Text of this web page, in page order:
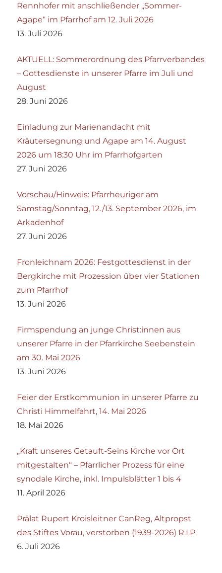
Rennhofer mit anschließender „Sommer-
Agape“ im Pfarrhof am 12. Juli 2026
13. Juli 2026
AKTUELL: Sommerordnung des Pfarrverbandes
– Gottesdienste in unserer Pfarre im Juli und
August
28. Juni 2026
Einladung zur Marienandacht mit
Kräutersegnung und Agape am 14. August
2026 um 18:30 Uhr im Pfarrhofgarten
27. Juni 2026
Vorschau/Hinweis: Pfarrheuriger am
Samstag/Sonntag, 12./13. September 2026, im
Arkadenhof
27. Juni 2026
Fronleichnam 2026: Festgottesdienst in der
Bergkirche mit Prozession über vier Stationen
zum Pfarrhof
13. Juni 2026
Firmspendung an junge Christ:innen aus
unserer Pfarre in der Pfarrkirche Seebenstein
am 30. Mai 2026
13. Juni 2026
Feier der Erstkommunion in unserer Pfarre zu
Christi Himmelfahrt, 14. Mai 2026
18. Mai 2026
„Kraft unseres Getauft-Seins Kirche vor Ort
mitgestalten“ – Pfarrlicher Prozess für eine
synodale Kirche, inkl. Impulsblätter 1 bis 4
11. April 2026
Prälat Rupert Kroisleitner CanReg, Altpropst
des Stiftes Vorau, verstorben (1939-2026) R.I.P.
6. Juli 2026